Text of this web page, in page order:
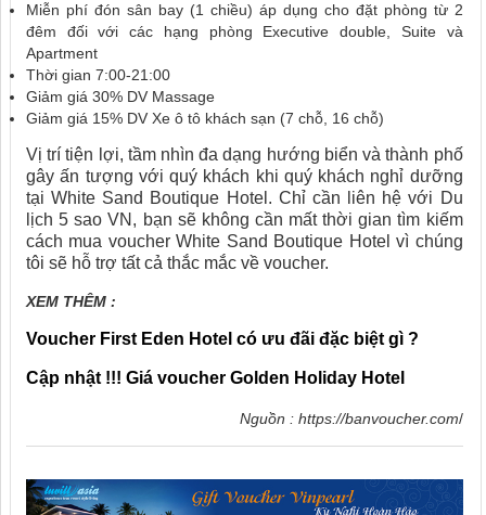
Miễn phí đón sân bay (1 chiều) áp dụng cho đặt phòng từ 2
đêm đối với các hạng phòng Executive double, Suite và
Apartment
Thời gian 7:00-21:00
Giảm giá 30% DV Massage
Giảm giá 15% DV Xe ô tô khách sạn (7 chỗ, 16 chỗ)
Vị trí tiện lợi, tầm nhìn đa dạng hướng biển và thành phố
gây ấn tượng với quý khách khi quý khách nghỉ dưỡng
tại White Sand Boutique Hotel. Chỉ cần liên hệ với Du
lịch 5 sao VN , bạn sẽ không cần mất thời gian tìm kiếm
cách mua voucher White Sand Boutique Hotel vì chúng
tôi sẽ hỗ trợ tất cả thắc mắc về voucher.
XEM THÊM :
Voucher First Eden Hotel có ưu đãi đặc biệt gì ?
Cập nhật !!! Giá voucher Golden Holiday Hotel
Nguồn :https://banvoucher.com/